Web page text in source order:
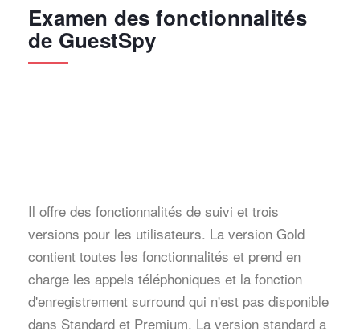
Examen des fonctionnalités
de GuestSpy
Il offre des fonctionnalités de suivi et trois
versions pour les utilisateurs. La version Gold
contient toutes les fonctionnalités et prend en
charge les appels téléphoniques et la fonction
d'enregistrement surround qui n'est pas disponible
dans Standard et Premium. La version standard a